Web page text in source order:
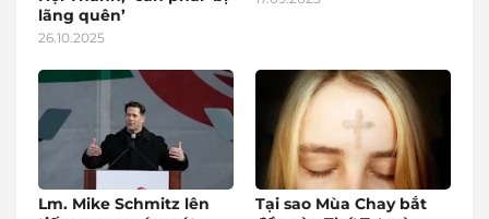
lãng quên’
26.10.2025
Lm. Mike Schmitz lên
Tại sao Mùa Chay bắt